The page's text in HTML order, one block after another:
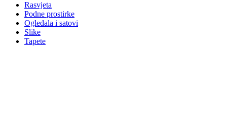
Rasvjeta
Podne prostirke
Ogledala i satovi
Slike
Tapete